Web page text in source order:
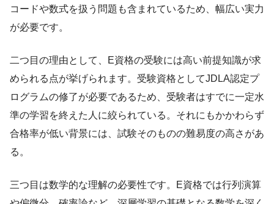
コードや数式を扱う問題も含まれているため、幅広い実力
が必要です。
二つ目の理由として、E資格の受験には高い前提知識が求
められる点が挙げられます。受験資格としてJDLA認定プ
ログラムの修了が必要であるため、受験者はすでに一定水
準の学習を終えた人に絞られている。それにもかかわらず
合格率が低い背景には、試験そのものの難易度の高さがあ
る。
三つ目は数学的な理解の必要性です。E資格では行列演算